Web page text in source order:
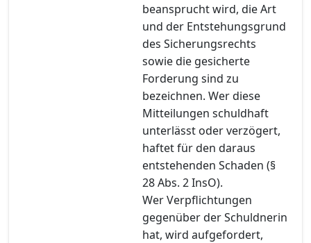
beansprucht wird, die Art
und der Entstehungsgrund
des Sicherungsrechts
sowie die gesicherte
Forderung sind zu
bezeichnen. Wer diese
Mitteilungen schuldhaft
unterlässt oder verzögert,
haftet für den daraus
entstehenden Schaden (§
28 Abs. 2 InsO).
Wer Verpflichtungen
gegenüber der Schuldnerin
hat, wird aufgefordert,